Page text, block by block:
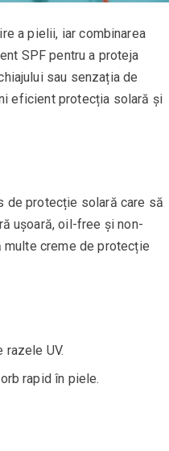
a pielii, iar combinarea
SPF pentru a proteja
sau senzația de
eficient protecția solară și
de protecție solară care să
ușoară, oil-free și non-
multe creme de protecție
UV.
rapid în piele.